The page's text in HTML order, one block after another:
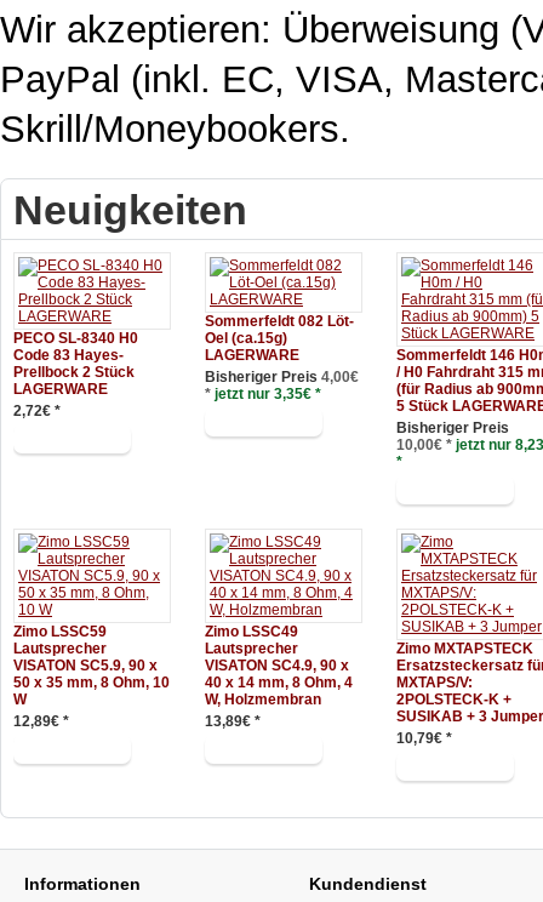
Wir akzeptieren: Überweisung
PayPal (inkl. EC, VISA,
Skrill/Moneybookers.
Neuigkeiten
PECO SL-8340 H0
Code 83 Hayes-
Prellbock 2 Stück
LAGERWARE
2,72€ *
Sommerfeldt 082 Löt-
Oel (ca.15g)
LAGERWARE
Bisheriger Preis 4,00€
* jetzt nur 3,35€ *
Sommerfeldt 146
/ H0 Fahrdraht 315
(für Radius ab
5 Stück
Bisheriger Preis
10,00€ * jetzt nur
*
Zimo LSSC59
Lautsprecher
VISATON SC5.9, 90 x
50 x 35 mm, 8 Ohm, 10
W
12,89€ *
Zimo LSSC49
Lautsprecher
VISATON SC4.9, 90 x
40 x 14 mm, 8 Ohm, 4
W, Holzmembran
13,89€ *
Zimo MXTAPSTECK
Ersatzsteckersatz
MXTAPS/V:
2POLSTECK-K +
SUSIKAB + 3 Jumper
10,79€ *
Informationen Kundendienst